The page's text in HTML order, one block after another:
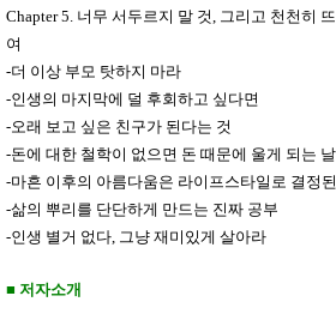
Chapter 5. 너무 서두르지 말 것, 그리고 천천히
여
-더 이상 부모 탓하지 마라
-인생의 마지막에 덜 후회하고 싶다면
-오래 보고 싶은 친구가 된다는 것
-돈에 대한 철학이 없으면 돈 때문에 울게 되는
-마흔 이후의 아름다움은 라이프스타일로 결정
-삶의 뿌리를 단단하게 만드는 진짜 공부
-인생 별거 없다, 그냥 재미있게 살아라
■ 저자소개